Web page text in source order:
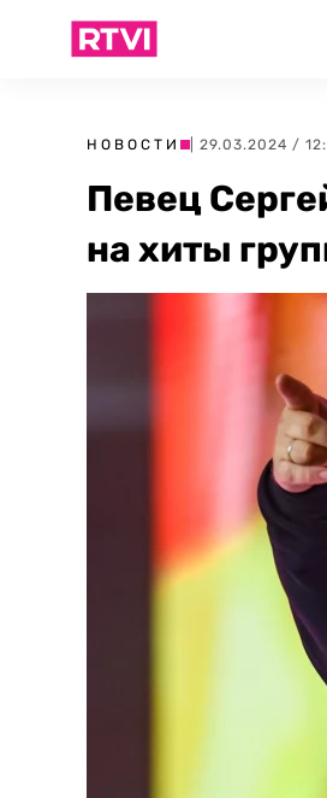
НОВОСТИ | 29.03.2024 /
Певец
на хиты